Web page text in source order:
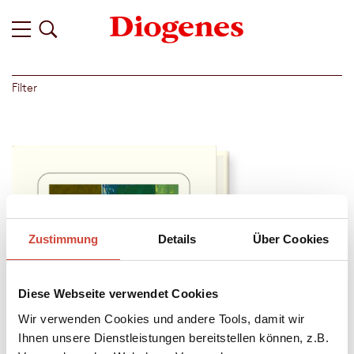
Zustimmung Details Über Cookies
Diese Webseite verwendet Cookies
Wir verwenden Cookies und andere Tools, damit wir
Ihnen unsere Dienstleistungen bereitstellen können, z.B.
Filter